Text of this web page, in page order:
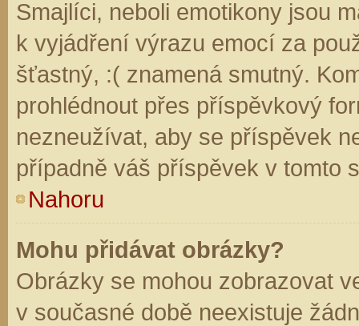
Smajlíci, neboli emotikony jsou
k vyjádření výrazu emocí za
šťastný, :( znamená smutný.
prohlédnout přes příspěvkový
nezneužívat, aby se příspěvek
případně váš příspěvek v tomto
Nahoru
Mohu přidávat obrázky?
Obrázky se mohou zobrazovat
v současné době neexistuje